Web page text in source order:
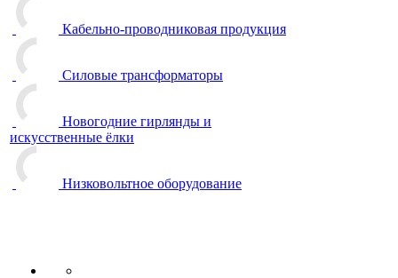
Кабельно-проводниковая продукция
Силовые трансформаторы
Новогодние гирлянды и
искусственные ёлки
Низковольтное оборудование